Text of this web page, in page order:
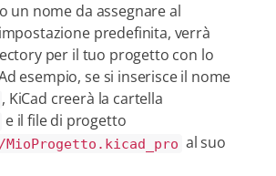
un nome da assegnare al
predefinita, verrà
per il tuo progetto con lo
esempio, se si inserisce il nome
, KiCad creerà la cartella
e il file di progetto
MioProgetto.kicad_pro al suo